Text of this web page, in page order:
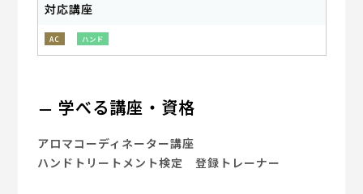
対応講座
AC ハンド
学べる講座・資格
アロマコーディネーター講座
ハンドトリートメント検定 登録トレーナー